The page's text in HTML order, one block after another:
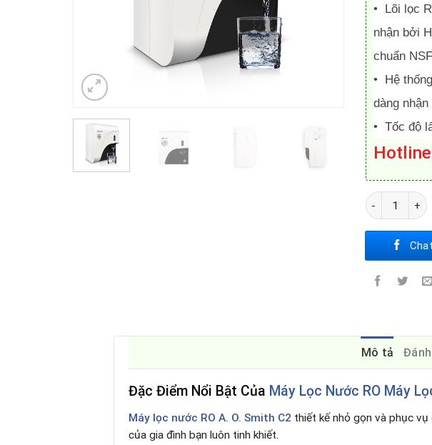
• Lõi lọc
nhận bởi
chuẩn
• Hệ
dàng
• Tốc độ
Máy Lọc Nước
Mô tả
Đặc Điểm Nổi Bật Của Máy Lọc Nước RO Máy
Máy lọc nước RO A. O. Smith C2 thiết kế nhỏ gọn và phục
của gia đình bạn luôn tinh khiết.